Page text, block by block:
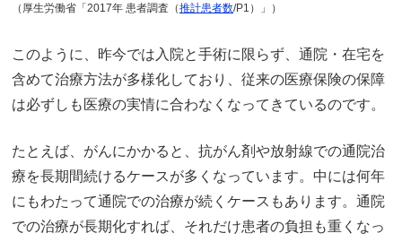
（厚生労働省「2017年 患者調査（推計患者数/P1）」）
このように、昨今では入院と手術に限らず、通院・在宅を
含めて治療方法が多様化しており、従来の医療保険の保障
は必ずしも医療の実情に合わなくなってきているのです。
たとえば、がんにかかると、抗がん剤や放射線での通院治
療を長期間続けるケースが多くなっています。中には何年
にもわたって通院での治療が続くケースもあります。通院
での治療が長期化すれば、それだけ患者の負担も重くなっ